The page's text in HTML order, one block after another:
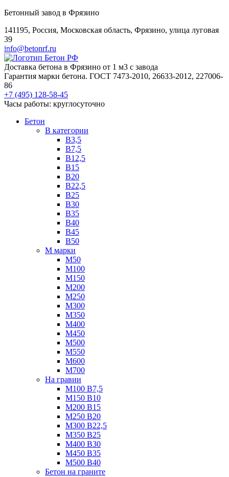
Бетонный завод в Фрязино
141195, Россия, Московская область, Фрязино, улица луговая
39
info@betonrf.ru
Доставка бетона в Фрязино от 1 м3 с завода
Гарантия марки бетона. ГОСТ 7473-2010, 26633-2012, 227006-
86
+7 (495) 128-58-45
Часы работы: круглосуточно
Бетон
B категории
B3,5
B7,5
B12,5
B15
B20
B22,5
B25
B30
B35
B40
B45
B50
М марки
М50
М100
М150
М200
М250
М300
М350
М400
М450
М500
М550
М600
М700
На гравии
М100 B7,5
М150 B10
М200 B15
М250 B20
М300 B22,5
М350 B25
М400 B30
М450 B35
М500 B40
Бетон на граните